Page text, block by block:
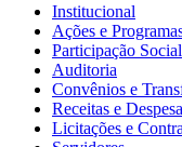
Institucional
Ações e
Participação Social
Auditoria
Convênios e
Receitas e
Licitações e